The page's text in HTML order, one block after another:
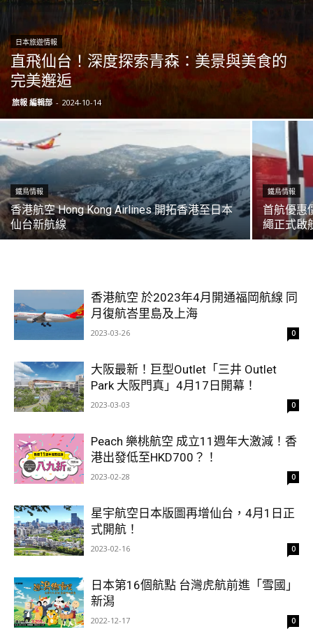
日本旅遊情報
直飛仙台！深度探索青森：美景與美食的
完美邂逅
旅報 編輯部 - 2024-10-14
鐵鳥情報
香港航空 Hong Kong Airlines 開拓香港至日本
仙台新航線
鐵鳥情報
首航優惠
繩正式啟
香港航空 於2023年4月開通福岡航線 同
月復航峇里島及上海
2023-03-26 0
大阪最新！巨型Outlet「三井 Outlet
Park 大阪門真」4月17日開幕！
2023-03-03 0
Peach 樂桃航空 成立11週年大激減！香
港出發低至HKD700？！
2023-02-28 0
星宇航空日本版圖再增仙台，4月1日正
式開航！
2023-02-16 0
日本第16個航點 台灣虎航前進「雪國」
新潟
2022-12-17 0